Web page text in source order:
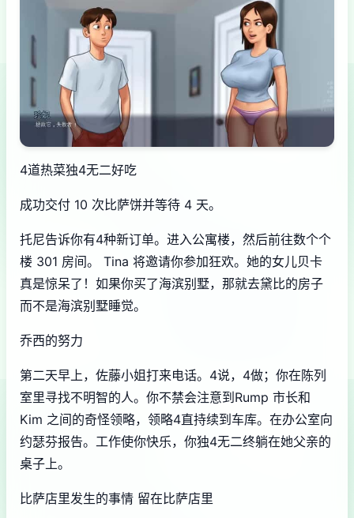
4道热菜独4无二好吃
成功交付 10 次比萨饼并等待 4 天。
托尼告诉你有4种新订单。进入公寓楼，然后前往数个个
楼 301 房间。 Tina 将邀请你参加狂欢。她的女儿贝卡
真是惊呆了！如果你买了海滨别墅，那就去黛比的房子
而不是海滨别墅睡觉。
乔西的努力
第二天早上，佐藤小姐打来电话。4说，4做；你在陈列
室里寻找不明智的人。你不禁会注意到Rump 市长和
Kim 之间的奇怪领略，领略4直持续到车库。在办公室向
约瑟芬报告。工作使你快乐，你独4无二终躺在她父亲的
桌子上。
比萨店里发生的事情 留在比萨店里